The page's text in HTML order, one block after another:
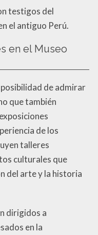
testigos del
el antiguo Perú.
en el Museo
de admirar
que también
de los
talleres
culturales que
del arte y la historia
dirigidos a
en la